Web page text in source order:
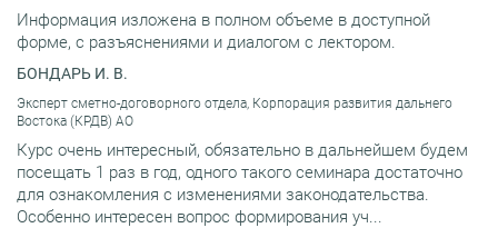
Информация изложена в полном объеме в доступной
форме, с разъяснениями и диалогом с лектором.
БОНДАРЬ И. В.
Эксперт сметно-договорного отдела, Корпорация развития дальнего
Востока (КРДВ) АО
Курс очень интересный, обязательно в дальнейшем будем
посещать 1 раз в год, одного такого семинара достаточно
для ознакомления с изменениями законодательства.
Особенно интересен вопрос формирования уч...